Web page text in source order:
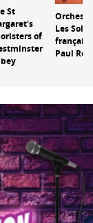
St
of
Les
français
Paul